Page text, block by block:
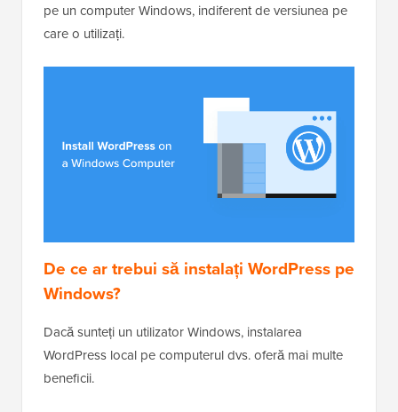
pe un computer Windows, indiferent de versiunea pe
care o utilizați.
De ce ar trebui să instalați WordPress pe
Windows?
Dacă sunteți un utilizator Windows, instalarea
WordPress local pe computerul dvs. oferă mai multe
beneficii.